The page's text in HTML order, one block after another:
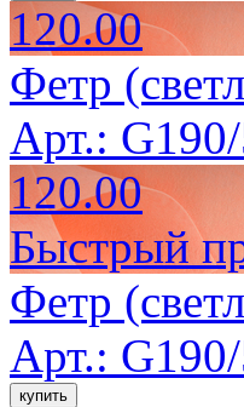
120.00
Фетр
Арт.:
120.00
Быстрый
Фетр
Арт.: